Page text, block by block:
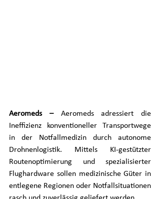
Aeromeds – Aeromeds adressiert die
Ineffizienz konventioneller Transportwege
in der Notfallmedizin durch autonome
Drohnenlogistik. Mittels KI-gestützter
Routenoptimierung und spezialisierter
Flughardware sollen medizinische Güter in
entlegene Regionen oder Notfallsituationen